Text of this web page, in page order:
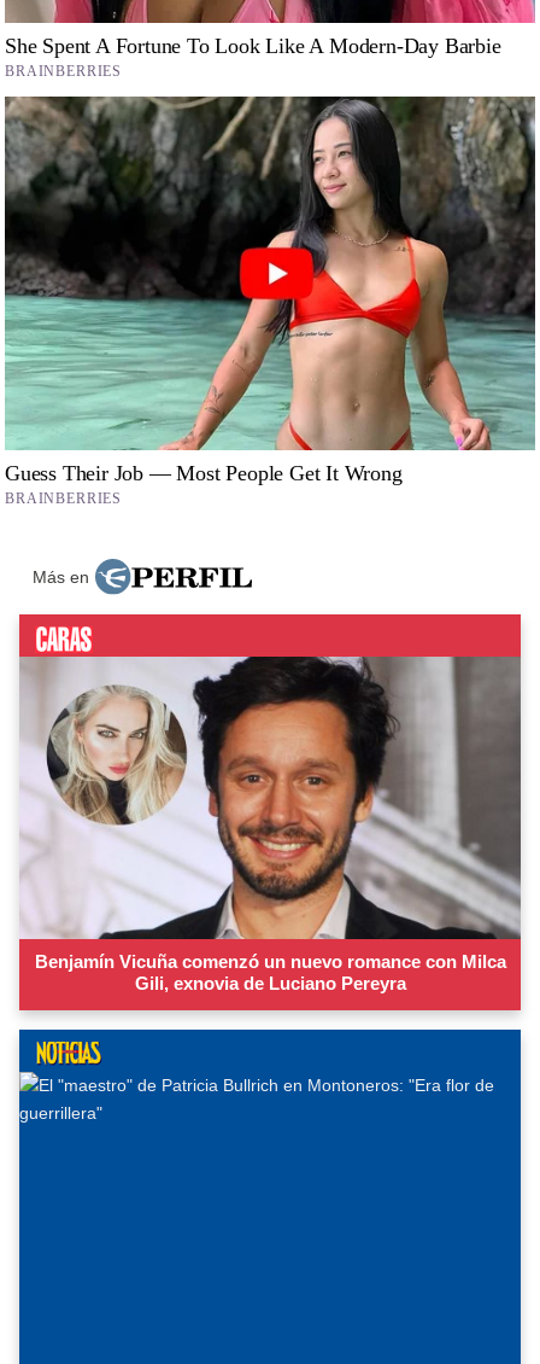
Más en
Benjamín Vicuña comenzó un nuevo romance con Milca
Gili, exnovia de Luciano Pereyra